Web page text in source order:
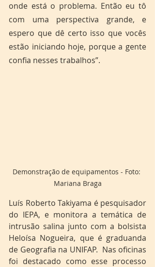
onde está o problema. Então eu tô
com uma perspectiva grande, e
espero que dê certo isso que vocês
estão iniciando hoje, porque a gente
confia nesses trabalhos”.
Demonstração de equipamentos - Foto:
Mariana Braga
Luís Roberto Takiyama é pesquisador
do IEPA, e monitora a temática de
intrusão salina junto com a bolsista
Heloísa Nogueira, que é graduanda
de Geografia na UNIFAP.  Nas oficinas
foi destacado como esse processo